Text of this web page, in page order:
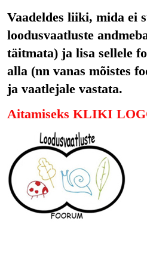
Vaadeldes liiki, mida ei
loodusvaatluste
täitmata) ja lisa sellele
alla (nn vanas mõistes
ja vaatlejale vastata.
Aitamiseks KLIKI